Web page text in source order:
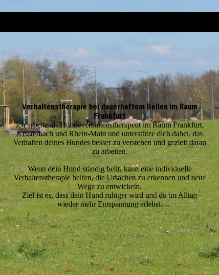
Verhaltenstherapie bei dauerhaftem Bellen im Raum
Frankfurt
Ich arbeite als Hundeverhaltenstherapeut im Raum Frankfurt,
Kelsterbach und Rhein-Main und unterstütze dich dabei, das
Verhalten deines Hundes besser zu verstehen und gezielt daran
zu arbeiten.
Wenn dein Hund ständig bellt, kann eine individuelle
Verhaltenstherapie helfen, die Ursachen zu erkennen und neue
Wege zu entwickeln.
Ziel ist es, dass dein Hund ruhiger wird und du im Alltag
wieder mehr Entspannung erlebst.